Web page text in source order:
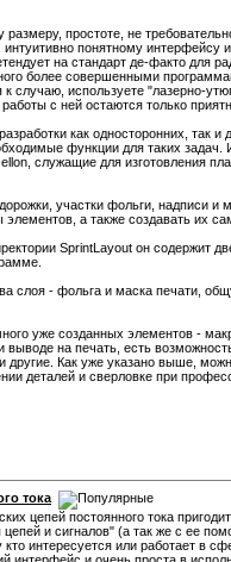
простоте, не
понятному интерфейсу
на стандарт де-факто для
более совершенными
случаю, используете "лазерно-
с ней остаются только
как односторонних, так и
функции для таких
служащие для изготовления
участки фольги, надписи и
а также создавать их
SprintLayout он содержит
слоя - фольга и маска печати,
уже созданных элементов -
выводе на печать, есть
другие. Как уже указано выше,
деталей и сверловке при
тока
цепей постоянного тока
и сигналов" (а так же с ее
интересуется или работает в